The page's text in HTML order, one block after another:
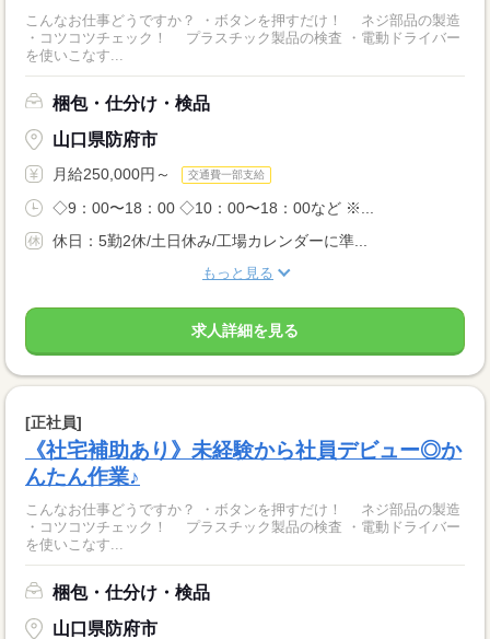
こんなお仕事どうですか？ ・ボタンを押すだけ！ ネジ部品の製造
・コツコツチェック！ プラスチック製品の検査 ・電動ドライバー
を使いこなす...
梱包・仕分け・検品
山口県防府市
月給250,000円～ 交通費一部支給
◇9：00〜18：00 ◇10：00〜18：00など ※...
休日：5勤2休/土日休み/工場カレンダーに準...
もっと見る
求人詳細を見る
[正社員]
《社宅補助あり》未経験から社員デビュー◎か
んたん作業♪
こんなお仕事どうですか？ ・ボタンを押すだけ！ ネジ部品の製造
・コツコツチェック！ プラスチック製品の検査 ・電動ドライバー
を使いこなす...
梱包・仕分け・検品
山口県防府市